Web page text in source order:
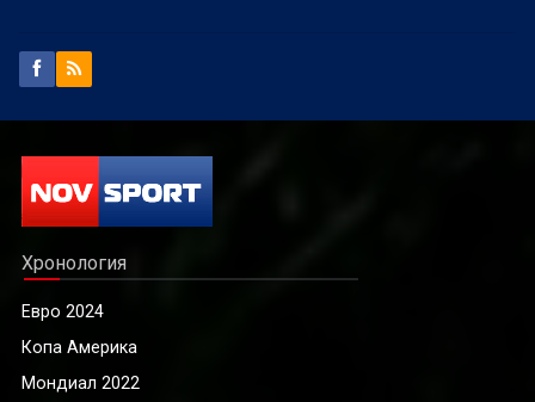
Хронология
Евро 2024
Копа Америка
Мондиал 2022